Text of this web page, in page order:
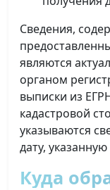
Сведения,
являются
органом
выписки из
кадастровой
указываются
дату,
Куда